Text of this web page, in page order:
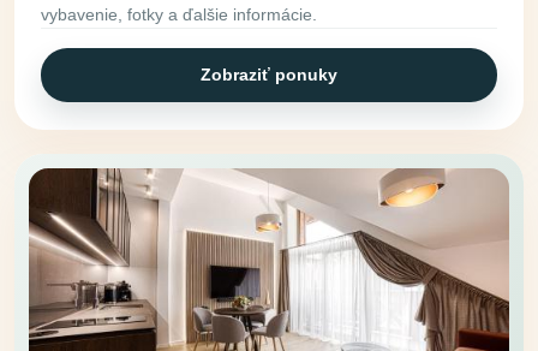
vybavenie, fotky a ďalšie informácie.
Zobraziť ponuky